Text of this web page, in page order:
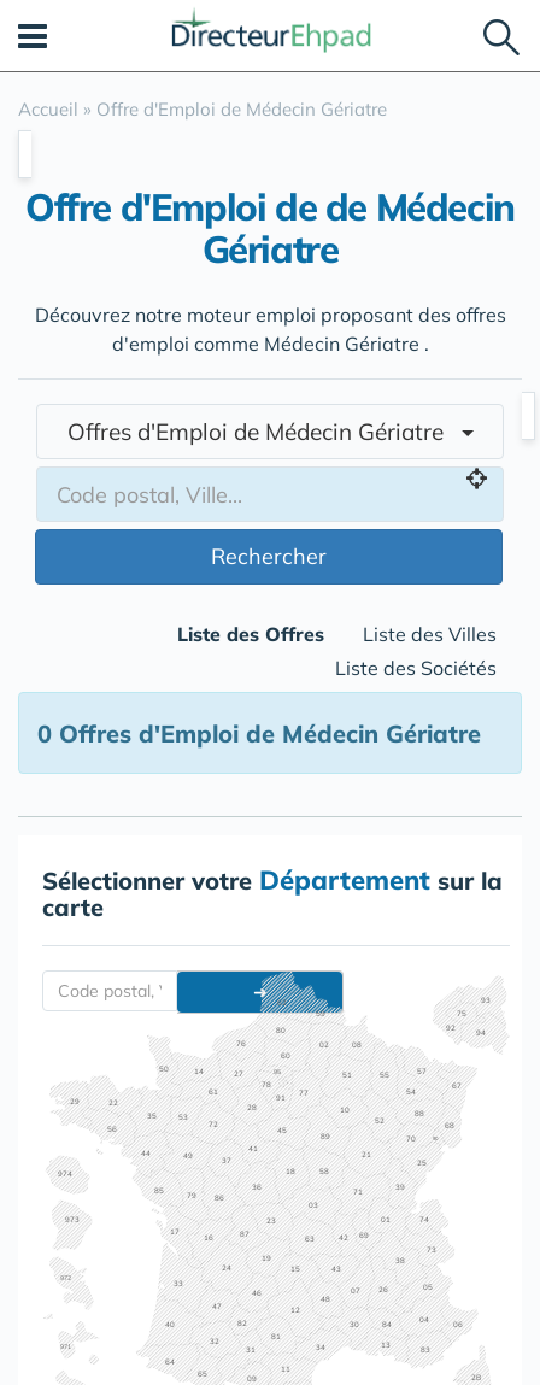
Accueil » Offre d'Emploi de Médecin Gériatre
Offre d'Emploi de de Médecin
Gériatre
Découvrez notre moteur emploi proposant des offres
d'emploi comme Médecin Gériatre .
Offres d'Emploi de Médecin Gériatre
Rechercher
Liste des Offres
Liste des Villes
Liste des Sociétés
0 Offres d'Emploi de Médecin Gériatre
Sélectionner votre Département sur la
carte
➜
971
972
973
974
75
77
78
91
92
93
94
95
18
28
36
37
41
45
21
25
39
58
70
71
89 90
14 27
50
61
76 02
59
60
62
80
08
10
51
52
54
55 57
67
68
88
44 49
53
72
85
22
29
35
56
16
17
19
23
24
33
40
47
64
79 86
87
09
11
12
30
31
32
34
46
48
65
81
82
01
03
07
15
26
38
42
43
63
69
73
74
04
05
06
13 83
84
2B
Panneau de gestion des cookies